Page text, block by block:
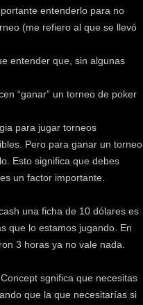
entenderlo para no
(me refiero al que se llevó
entender que, sin algunas
“ganar” un torneo de poker
para jugar torneos
Pero para ganar un torneo
Esto significa que debes
un factor importante.
una ficha de 10 dólares es
que lo estamos jugando. En
3 horas ya no vale nada.
sgnifica que necesitas
que la que necesitarías si